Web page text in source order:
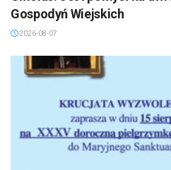
Gospodyń Wiejskich
2026-08-07